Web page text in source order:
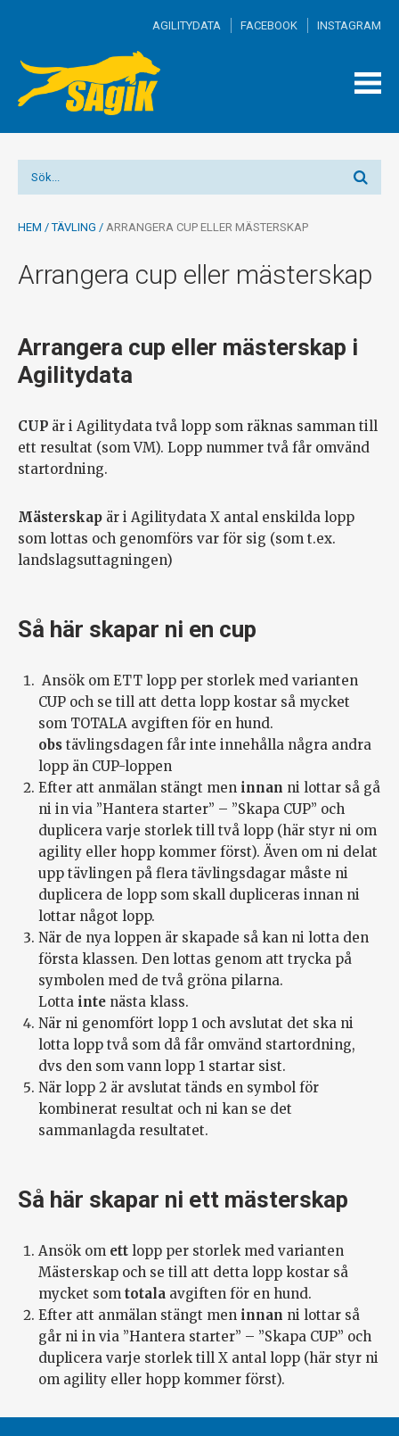
AGILITYDATA FACEBOOK INSTAGRAM
HEM /TÄVLING / ARRANGERA CUP ELLER MÄSTERSKAP
Arrangera cup eller mästerskap
Arrangera cup eller mästerskap i
Agilitydata
CUP är i Agilitydata två lopp som räknas samman till
ett resultat (som VM). Lopp nummer två får omvänd
startordning.
Mästerskap är i Agilitydata X antal enskilda lopp
som lottas och genomförs var för sig (som t.ex.
landslagsuttagningen)
Så här skapar ni en cup
Ansök om ETT lopp per storlek med varianten
CUP och se till att detta lopp kostar så mycket
som TOTALA avgiften för en hund.
obstävlingsdagen får inte innehålla några andra
lopp än CUP-loppen
Efter att anmälan stängt men innan ni lottar så gå
ni in via ”Hantera starter” – ”Skapa CUP” och
duplicera varje storlek till två lopp (här styr ni om
agility eller hopp kommer först). Även om ni delat
upp tävlingen på flera tävlingsdagar måste ni
duplicera de lopp som skall dupliceras innan ni
lottar något lopp.
När de nya loppen är skapade så kan ni lotta den
första klassen. Den lottas genom att trycka på
symbolen med de två gröna pilarna.
Lotta intenästa klass.
När ni genomfört lopp 1 och avslutat det ska ni
lotta lopp två som då får omvänd startordning,
dvs den som vann lopp 1 startar sist.
När lopp 2 är avslutat tänds en symbol för
kombinerat resultat och ni kan se det
sammanlagda resultatet.
Så här skapar ni ett mästerskap
Ansök om ettlopp per storlek med varianten
Mästerskap och se till att detta lopp kostar så
mycket som totalaavgiften för en hund.
Efter att anmälan stängt men innan ni lottar så
går ni in via ”Hantera starter” – ”Skapa CUP” och
duplicera varje storlek till X antal lopp (här styr ni
om agility eller hopp kommer först).